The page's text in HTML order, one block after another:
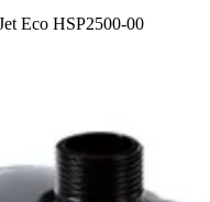
Eco HSP2500-00